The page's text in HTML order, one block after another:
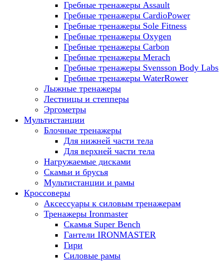
Гребные тренажеры Assault
Гребные тренажеры CardioPower
Гребные тренажеры Sole Fitness
Гребные тренажеры Oxygen
Гребные тренажеры Carbon
Гребные тренажеры Merach
Гребные тренажеры Svensson Body Labs
Гребные тренажеры WaterRower
Лыжные тренажеры
Лестницы и степперы
Эргометры
Мультистанции
Блочные тренажеры
Для нижней части тела
Для верхней части тела
Нагружаемые дисками
Скамьи и брусья
Мультистанции и рамы
Кроссоверы
Аксессуары к силовым тренажерам
Тренажеры Ironmaster
Скамья Super Bench
Гантели IRONMASTER
Гири
Силовые рамы